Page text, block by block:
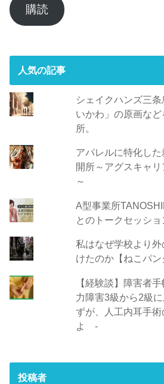
ア
ド
購読
人気の記事
シェイクハンズ三
いかわ」の原画な
所。
アパレルに特化し
開所～アグスキャ
～
A型事業所
とのトークセッショ
私はなぜ学校より
けたのか【ねこパン
【経験談】障害
力障害3級から2級
ずが、人工内耳手
よ -
投稿者